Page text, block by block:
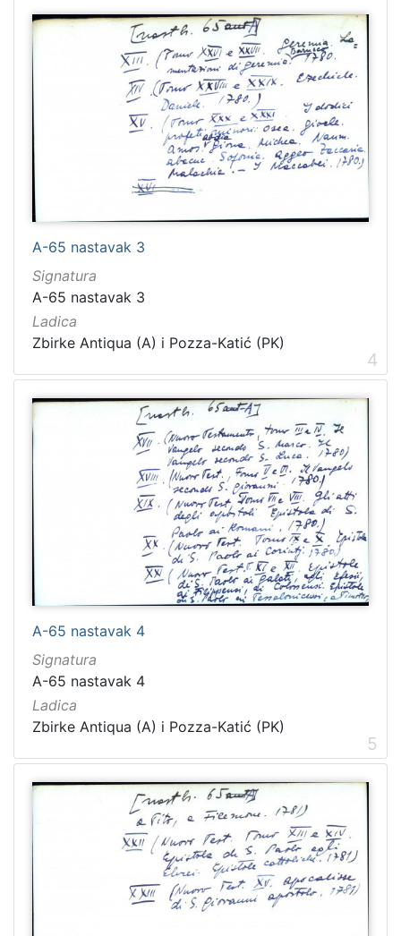
A-65 nastavak 3
Signatura
A-65 nastavak 3
Ladica
Zbirke Antiqua (A) i Pozza-Katić (PK)
4
A-65 nastavak 4
Signatura
A-65 nastavak 4
Ladica
Zbirke Antiqua (A) i Pozza-Katić (PK)
5